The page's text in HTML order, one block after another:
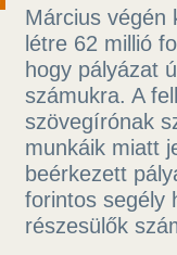
Március végén
létre 62 millió
hogy pályázat
számukra. A
szövegírónak
munkáik miatt
beérkezett
forintos segély
részesülők